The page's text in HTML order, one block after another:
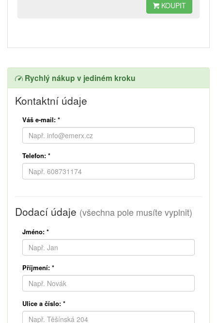
KOUPIT
Rychlý nákup v jediném kroku
Kontaktní údaje
Váš e-mail: *
Telefon: *
Dodací údaje (všechna pole musíte vyplnit)
Jméno: *
Příjmení: *
Ulice a číslo: *